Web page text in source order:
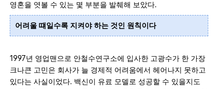
영혼을 엿볼 수 있는 몇 부분을 발췌해 보았다.
어려울 떄일수록 지켜야 하는 것인 원칙이다
1997년 영업맨으로 안철수연구소에 입사한 고광수가 한 가장
크나큰 고민은 회사가 늘 경제적 어려움에서 헤어나지 못하고
있다는 사실이었다. 백신이 유료 모델로 성공할 수 있을지도